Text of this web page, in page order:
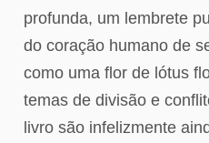
profunda, um lembrete
do coração humano de
como uma flor de lótus
temas de divisão e
livro são infelizmente